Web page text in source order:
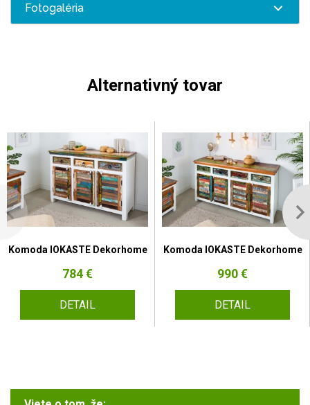
Fotogaléria
Alternativný tovar
Komoda IOKASTE Dekorhome
784 €
DETAIL
Komoda IOKASTE Dekorhome
990 €
DETAIL